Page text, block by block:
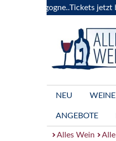
Bourgogne..Tickets jetzt
NEU WEINE
ANGEBOTE
Alles Wein